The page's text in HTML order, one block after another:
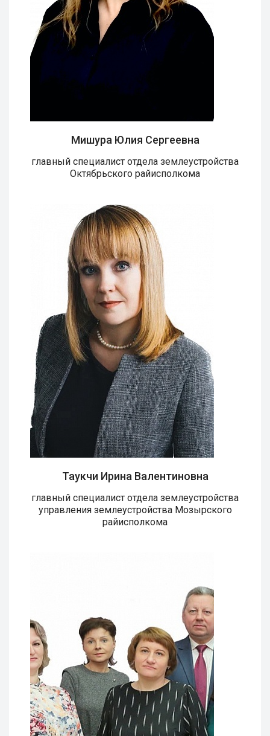
Мишура Юлия Сергеевна
главный специалист отдела землеустройства
Октябрьского райисполкома
Таукчи Ирина Валентиновна
главный специалист отдела землеустройства
управления землеустройства Мозырского
райисполкома